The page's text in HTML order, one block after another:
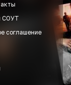
СОУТ
соглашение